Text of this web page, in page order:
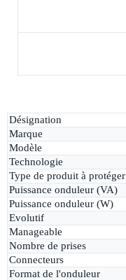
Désignation
Marque
Modèle
Technologie
Type de produit à protéger
Puissance onduleur (VA)
Puissance onduleur (W)
Evolutif
Manageable
Nombre de prises
Connecteurs
Format de l'onduleur